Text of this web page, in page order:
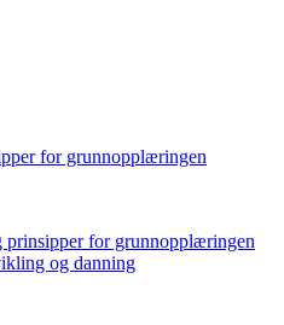
for grunnopplæringen
prinsipper for grunnopplæringen
og danning